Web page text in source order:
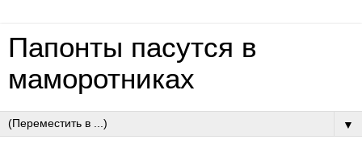
Папонты пасутся в
маморотниках
▼